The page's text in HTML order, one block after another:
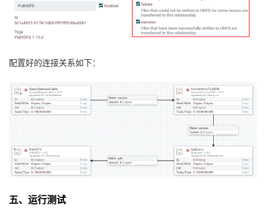
配置好的连接关系如下：
五、​​​​​​​​​​​​​​运行测试